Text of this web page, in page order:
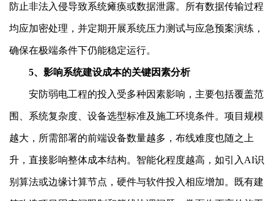
防止非法入侵导致系统瘫痪或数据泄露。所有数据传输过程
均应加密处理，并定期开展系统压力测试与应急预案演练，
确保在极端条件下仍能稳定运行。
5、影响系统建设成本的关键因素分析
安防弱电工程的投入受多种因素影响，主要包括覆盖范
围、系统复杂度、设备选型标准及施工环境条件。项目规模
越大，所需部署的前端设备数量越多，布线难度也随之上
升，直接影响整体成本结构。智能化程度越高，如引入AI识
别算法或边缘计算节点，硬件与软件投入相应增加。既有建